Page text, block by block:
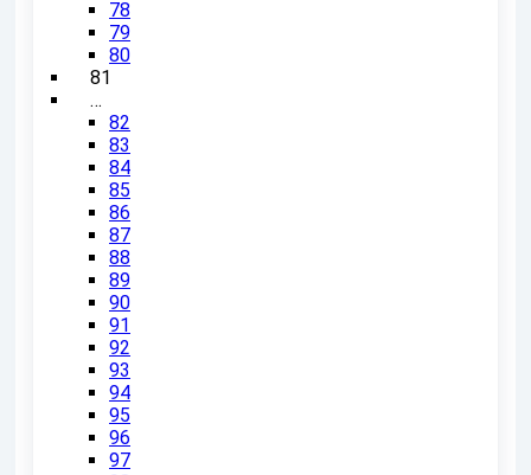
78
79
80
81
…
82
83
84
85
86
87
88
89
90
91
92
93
94
95
96
97